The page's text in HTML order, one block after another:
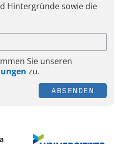
Hintergründe sowie die
Sie unseren
zu.
ABSENDEN